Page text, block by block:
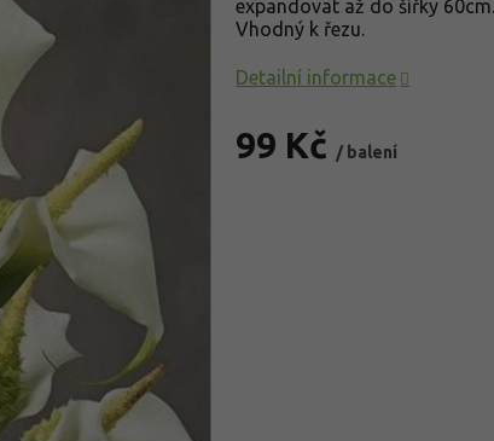
99 Kč / balení
expandovat až do šířky
Vhodný k řezu.
Detailní informace